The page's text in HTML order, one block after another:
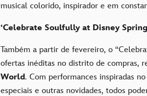
musical colorido, inspirador e em
‘Celebrate Soulfully at Disney
Também a partir de fevereiro, o
ofertas inéditas no distrito de compras,
World. Com performances inspiradas
especiais e outras novidades, todos